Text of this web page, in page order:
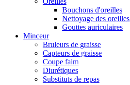
Bouchons d'oreilles
Nettoyage des oreilles
Gouttes auriculaires
Minceur
Bruleurs de graisse
Capteurs de graisse
Coupe faim
Diurétiques
Substituts de repas